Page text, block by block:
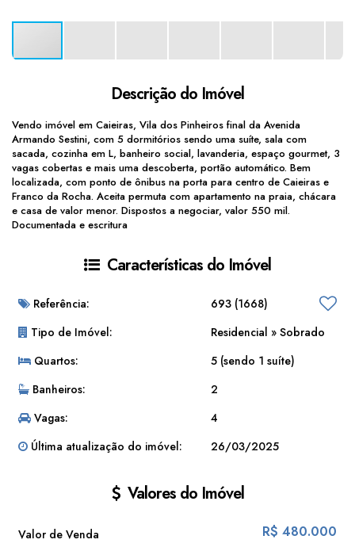
Descrição do Imóvel
Vendo imóvel em Caieiras, Vila dos Pinheiros final da Avenida
Armando Sestini, com 5 dormitórios sendo uma suíte, sala com
sacada, cozinha em L, banheiro social, lavanderia, espaço gourmet, 3
vagas cobertas e mais uma descoberta, portão automático. Bem
localizada, com ponto de ônibus na porta para centro de Caieiras e
Franco da Rocha. Aceita permuta com apartamento na praia, chácara
e casa de valor menor. Dispostos a negociar, valor 550 mil.
Documentada e escritura
Características do Imóvel
Referência: 693 (1668)
Tipo de Imóvel:
Residencial » Sobrado
Quartos:
5 (sendo 1 suíte)
Banheiros:
2
Vagas:
4
Última atualização do imóvel:
26/03/2025
Valores do Imóvel
R$ 480.000
Valor de Venda